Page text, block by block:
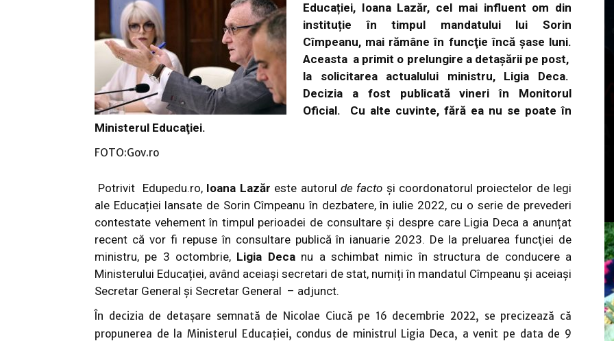
Educației, Ioana Lazăr, cel mai influent om din
instituție în timpul mandatului lui Sorin
Cîmpeanu, mai rămâne în funcţie încă şase luni.
Aceasta a primit o prelungire a detașării pe post,
la solicitarea actualului ministru, Ligia Deca.
Decizia a fost publicată vineri în Monitorul
Oficial. Cu alte cuvinte, fără ea nu se poate în
Ministerul Educaţiei.
FOTO:Gov.ro
Potrivit Edupedu.ro, Ioana Lazăr este autorul de facto și coordonatorul proiectelor de legi
ale Educației lansate de Sorin Cîmpeanu în dezbatere, în iulie 2022, cu o serie de prevederi
contestate vehement în timpul perioadei de consultare și despre care Ligia Deca a anunțat
recent că vor fi repuse în consultare publică în ianuarie 2023. De la preluarea funcţiei de
ministru, pe 3 octombrie, Ligia Decanu a schimbat nimic în structura de conducere a
Ministerului Educației, având aceiași secretari de stat, numiți în mandatul Cîmpeanu și aceiași
Secretar General și Secretar General – adjunct.
În decizia de detașare semnată de Nicolae Ciucă pe 16 decembrie 2022, se precizează că
propunerea de la Ministerul Educației, condus de ministrul Ligia Deca, a venit pe data de 9